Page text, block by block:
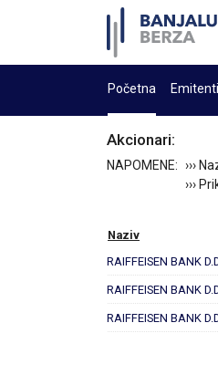
Početna Emitenti
Akcionari:
NAPOMENE: ›››
›››
Naziv
RAIFFEISEN BANK
RAIFFEISEN BANK
RAIFFEISEN BANK